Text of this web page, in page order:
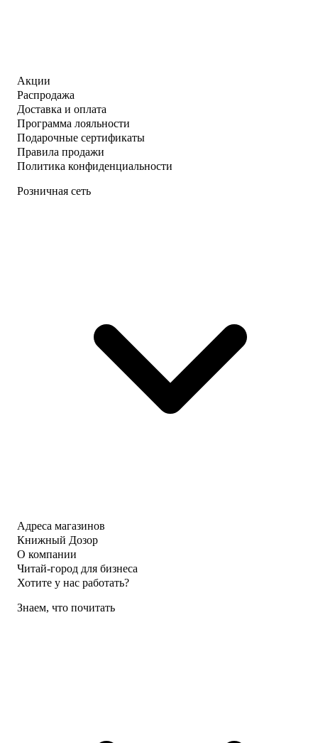
Акции
Распродажа
Доставка и оплата
Программа лояльности
Подарочные сертификаты
Правила продажи
Политика конфиденциальности
Розничная сеть
Адреса магазинов
Книжный Дозор
О компании
Читай-город для бизнеса
Хотите у нас работать?
Знаем, что почитать